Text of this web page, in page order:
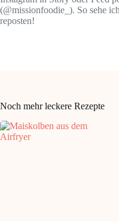
(@missionfoodie_). So sehe
reposten!
Noch mehr leckere Rezepte